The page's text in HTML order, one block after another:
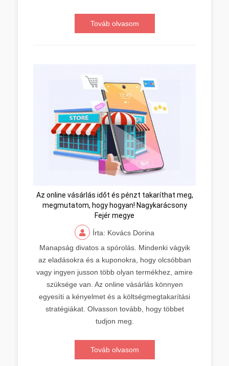
Továb olvasom
Az online vásárlás időt és pénzt takaríthat meg,
megmutatom, hogy hogyan! Nagykarácsony
Fejér megye
Írta: Kovács Dorina
Manapság divatos a spórolás. Mindenki vágyik
az eladásokra és a kuponokra, hogy olcsóbban
vagy ingyen jusson több olyan termékhez, amire
szüksége van. Az online vásárlás könnyen
egyesíti a kényelmet és a költségmegtakarítási
stratégiákat. Olvasson tovább, hogy többet
tudjon meg.
Továb olvasom